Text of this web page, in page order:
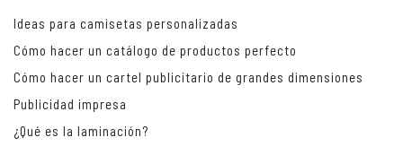
Ideas para camisetas personalizadas
Cómo hacer un catálogo de productos perfecto
Cómo hacer un cartel publicitario de grandes dimensiones
Publicidad impresa
¿Qué es la laminación?